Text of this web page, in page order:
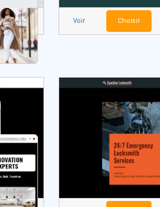
Voir Choisir